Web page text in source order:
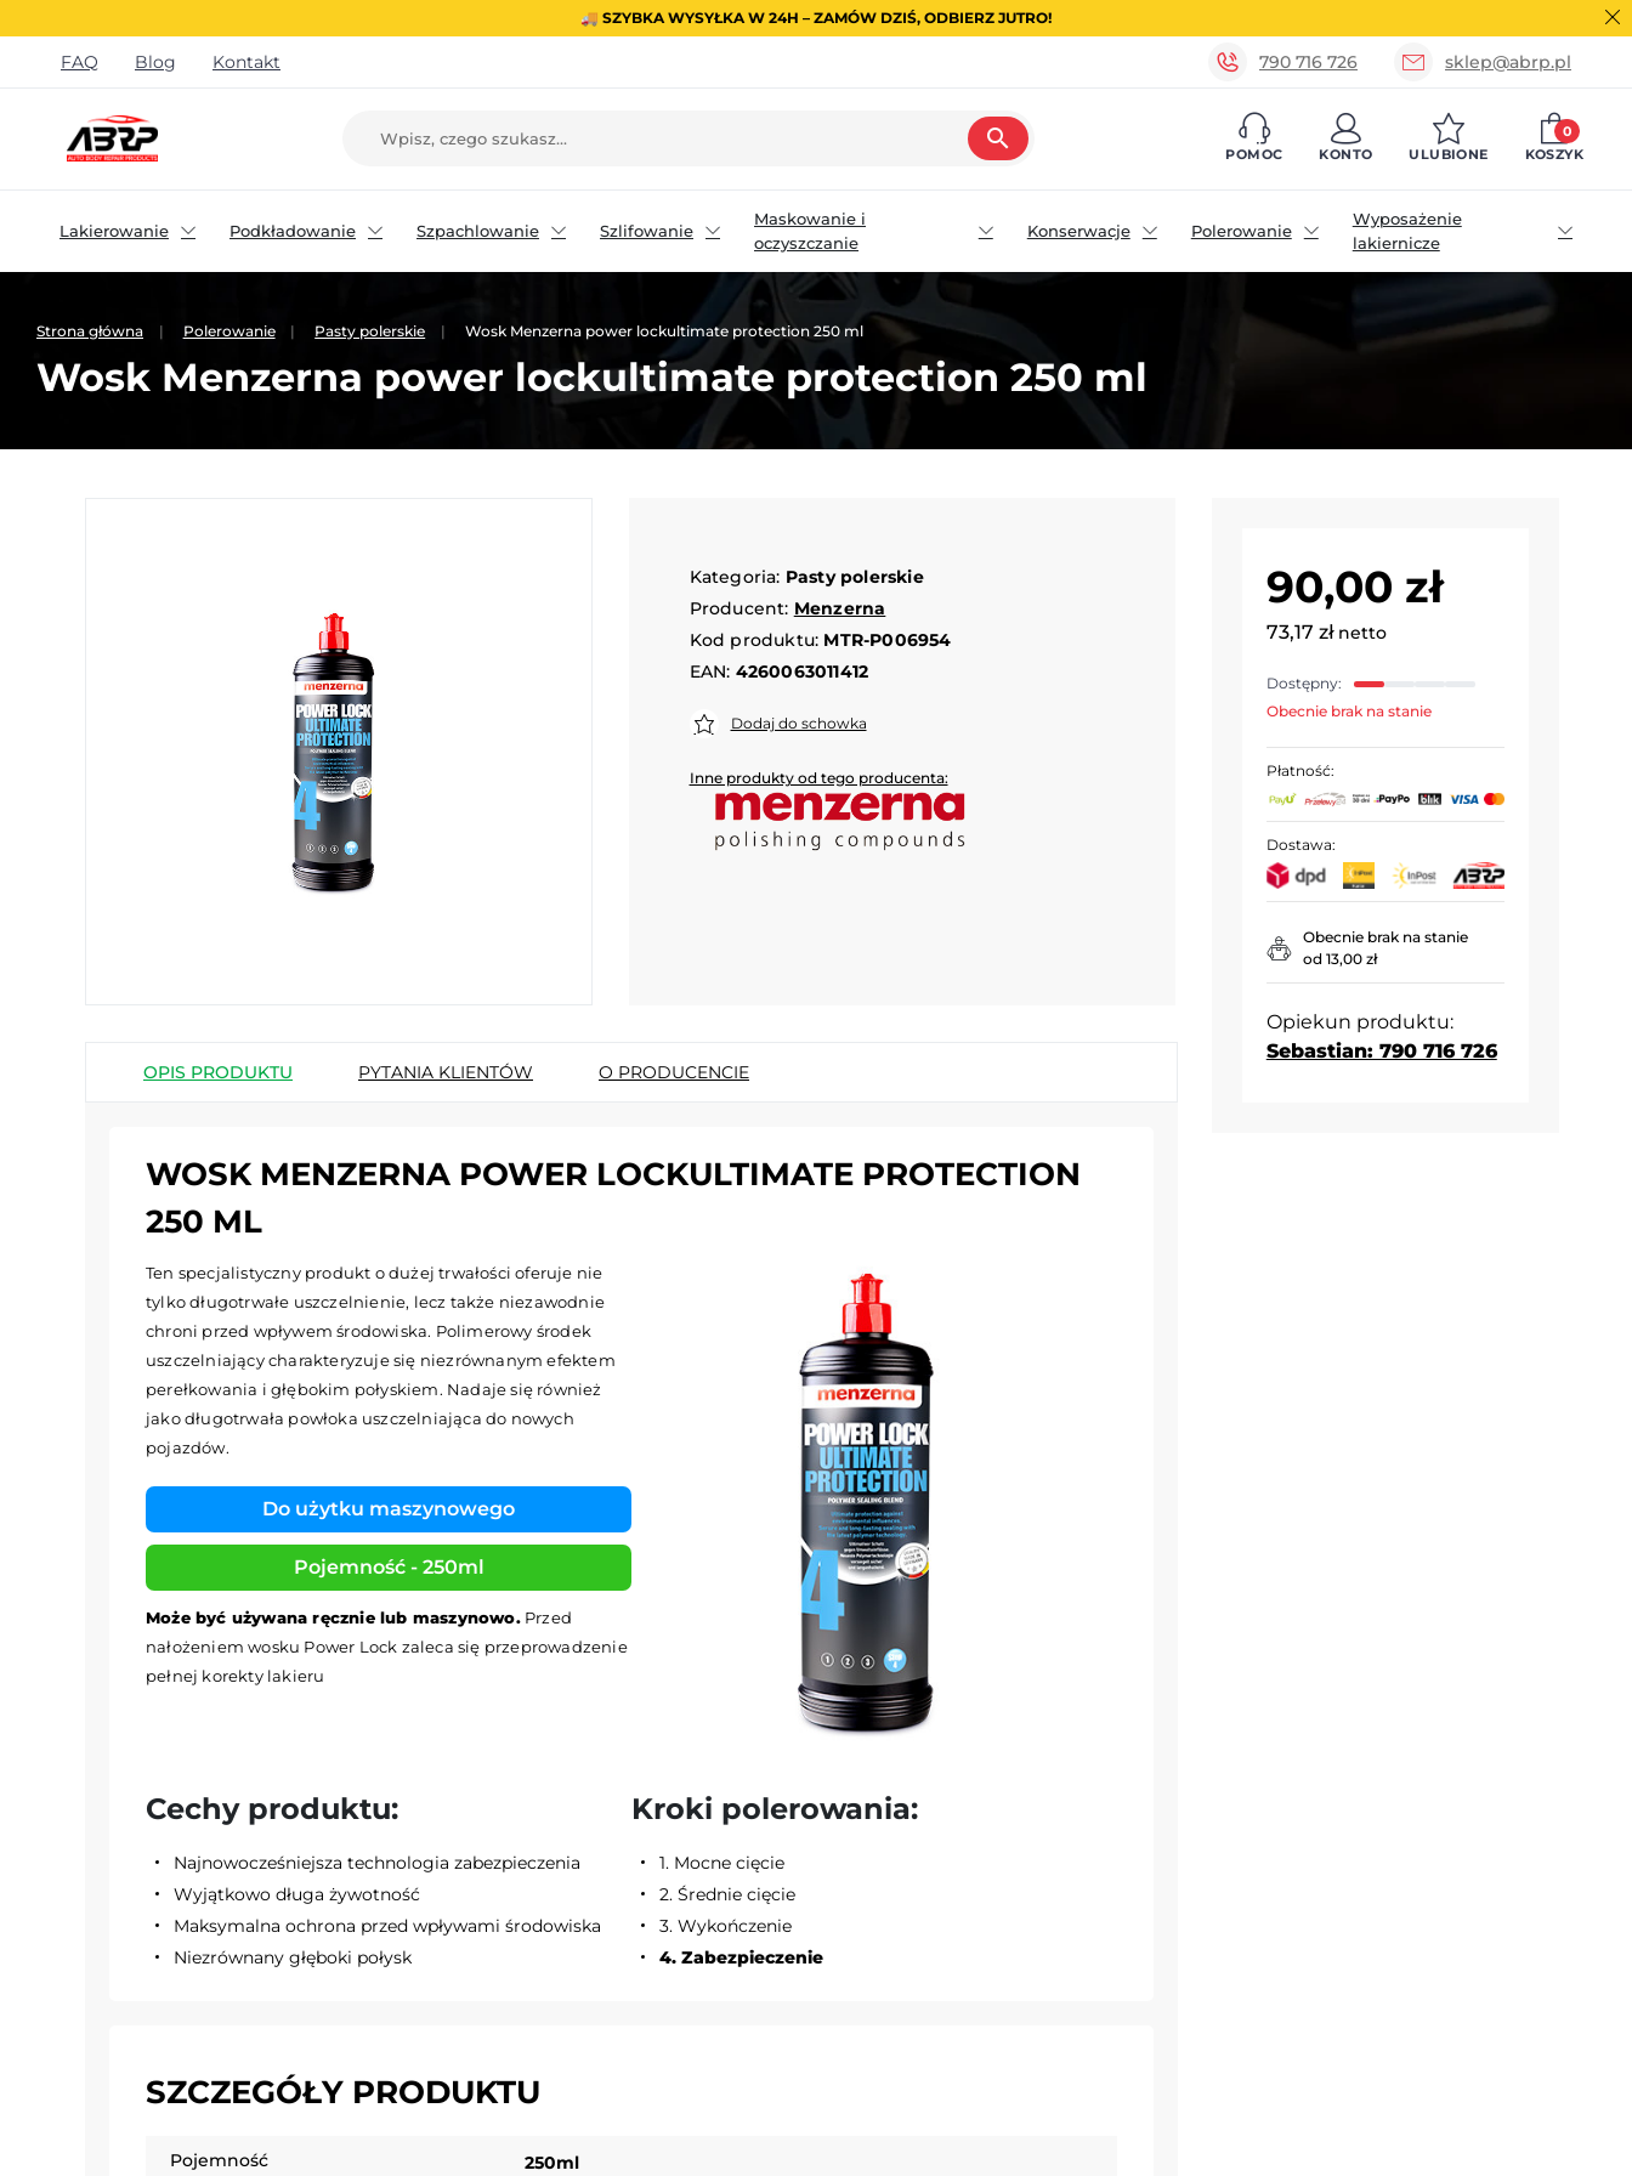
🚚 SZYBKA WYSYŁKA W 24H – ZAMÓW DZIŚ, ODBIERZ JUTRO!
FAQ Blog Kontakt 790 716 726 sklep@abrp.pl
search
POMOC KONTO ULUBIONE KOSZYK
0
Lakierowanie Podkładowanie Szpachlowanie Szlifowanie
Maskowanie i
oczyszczanie
Konserwacje Polerowanie
Wyposażenie
lakiernicze
Strona główna Polerowanie Pasty polerskie Wosk Menzerna power lockultimate protection 250 ml
Wosk Menzerna power lockultimate protection 250 ml
Kategoria: Pasty polerskie
Producent: Menzerna
Kod produktu: MTR-P006954
EAN: 4260063011412
Dodaj do schowka
Inne produkty od tego producenta:
90,00 zł
73,17 zł netto
Dostępny:
Obecnie brak na stanie
Płatność:
Dostawa:
Obecnie brak na stanie
od 13,00 zł
Opiekun produktu:
Sebastian: 790 716 726
OPIS PRODUKTU PYTANIA KLIENTÓW O PRODUCENCIE
WOSK MENZERNA POWER LOCKULTIMATE PROTECTION
250 ML
Ten specjalistyczny produkt o dużej trwałości oferuje nie
tylko długotrwałe uszczelnienie, lecz także niezawodnie
chroni przed wpływem środowiska. Polimerowy środek
uszczelniający charakteryzuje się niezrównanym efektem
perełkowania i głębokim połyskiem. Nadaje się również
jako długotrwała powłoka uszczelniająca do nowych
pojazdów.
Do użytku maszynowego
Pojemność - 250ml
Może być używana ręcznie lub maszynowo.Przed
nałożeniem wosku Power Lock zaleca się przeprowadzenie
pełnej korekty lakieru
Cechy produktu:
Najnowocześniejsza technologia zabezpieczenia
Wyjątkowo długa żywotność
Maksymalna ochrona przed wpływami środowiska
Niezrównany głęboki połysk
Kroki polerowania:
1. Mocne cięcie
2. Średnie cięcie
3. Wykończenie
4. Zabezpieczenie
SZCZEGÓŁY PRODUKTU
Pojemność 250ml